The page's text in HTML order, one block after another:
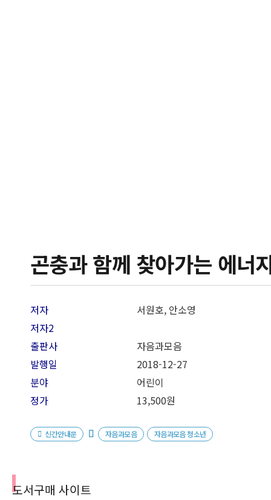
곤충과 함께 찾아가는 에너
저자
서원호, 안소영
저자2
출판사
자음과모음
발행일
2018-12-27
분야
어린이
정가
13,500원
신간안내문 자음과모음 자음과모음 청소년
도서구매 사이트